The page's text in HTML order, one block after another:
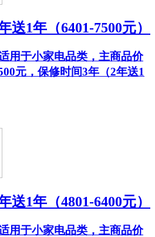
送1年（6401-7500元）
用于小家电品类，主商品价
元，保修时间3年（2年送1
送1年（4801-6400元）
用于小家电品类，主商品价